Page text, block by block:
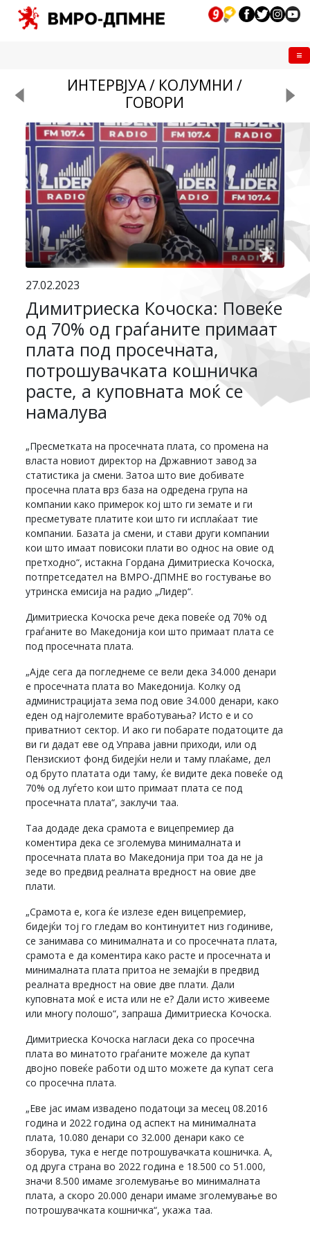
ИНТЕРВЈУА / КОЛУМНИ /
ГОВОРИ
27.02.2023
Димитриеска Кочоска: Повеќе
од 70% од граѓаните примаат
плата под просечната,
потрошувачката кошничка
расте, а куповната моќ се
намалува
„Пресметката на просечната плата, со промена на
власта новиот директор на Државниот завод за
статистика ја смени. Затоа што вие добивате
просечна плата врз база на одредена група на
компании како примерок кој што ги земате и ги
пресметувате платите кои што ги исплаќаат тие
компании. Базата ја смени, и стави други компании
кои што имаат повисоки плати во однос на овие од
претходно“, истакна Гордана Димитриеска Кочоска,
потпретседател на ВМРО-ДПМНЕ во гостување во
утринска емисија на радио „Лидер“.
Димитриеска Кочоска рече дека повеќе од 70% од
граѓаните во Македонија кои што примаат плата се
под просечната плата.
„Ајде сега да погледнеме се вели дека 34.000 денари
е просечната плата во Македонија. Колку од
администрацијата зема под овие 34.000 денари, како
еден од најголемите вработувања? Исто е и со
приватниот сектор. И ако ги побарате податоците да
ви ги дадат еве од Управа јавни приходи, или од
Пензискиот фонд бидејќи нели и таму плаќаме, дел
од бруто платата оди таму, ќе видите дека повеќе од
70% од луѓето кои што примаат плата се под
просечната плата“, заклучи таа.
Таа додаде дека срамота е вицепремиер да
коментира дека се зголемува минималната и
просечната плата во Македонија при тоа да не ја
зеде во предвид реалната вредност на овие две
плати.
„Срамота е, кога ќе излезе еден вицепремиер,
бидејќи тој го гледам во континуитет низ годиниве,
се занимава со минималната и со просечната плата,
срамота е да коментира како расте и просечната и
минималната плата притоа не земајќи в предвид
реалната вредност на овие две плати. Дали
куповната моќ е иста или не е? Дали исто живееме
или многу полошо“, запраша Димитриеска Кочоска.
Димитриеска Кочоска нагласи дека со просечна
плата во минатото граѓаните можеле да купат
двојно повеќе работи од што можете да купат сега
со просечна плата.
„Еве јас имам извадено податоци за месец 08.2016
година и 2022 година од аспект на минималната
плата, 10.080 денари со 32.000 денари како се
зборува, тука е негде потрошувачката кошничка. А,
од друга страна во 2022 година е 18.500 со 51.000,
значи 8.500 имаме зголемување во минималната
плата, а скоро 20.000 денари имаме зголемување во
потрошувачката кошничка“, укажа таа.